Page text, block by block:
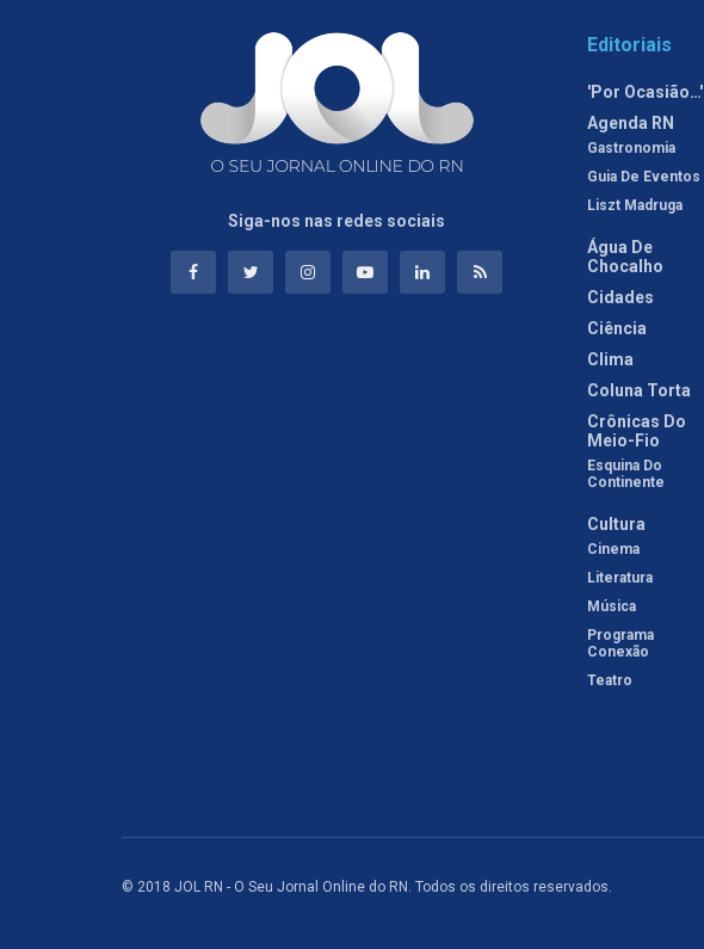
Siga-nos nas redes sociais
Editoriais
'Por Ocasião…'
Agenda RN
Gastronomia
Guia De Eventos
Liszt Madruga
Água De
Chocalho
Cidades
Ciência
Clima
Coluna Torta
Crônicas Do
Meio-Fio
Esquina Do
Continente
Cultura
Cinema
Literatura
Música
Programa
Conexão
Teatro
© 2018 JOL RN - O Seu Jornal Online do RN. Todos os direitos reservados.